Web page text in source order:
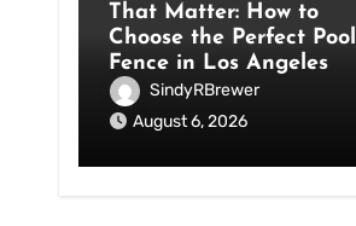
That Matter: How to
Choose the Perfect Pool
Fence in Los Angeles
SindyRBrewer
August 6, 2026